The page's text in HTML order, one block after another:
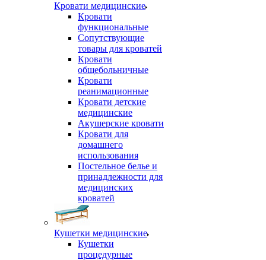
Кровати медицинские
Кровати
функциональные
Сопутствующие
товары для кроватей
Кровати
общебольничные
Кровати
реанимационные
Кровати детские
медицинские
Акушерские кровати
Кровати для
домашнего
использования
Постельное белье и
принадлежности для
медицинских
кроватей
Кушетки медицинские
Кушетки
процедурные